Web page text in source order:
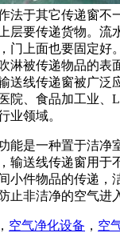
法于其它传递窗不
层要传递货物。流
门上面也要固定好。
淋被传递物品的表
送线传递窗被广泛
院、食品加工业、
业领域。
能是一种置于洁净
输送线传递窗用于
小件物品的传递，
止非洁净的空气进
， 空气净化设备 ， 空